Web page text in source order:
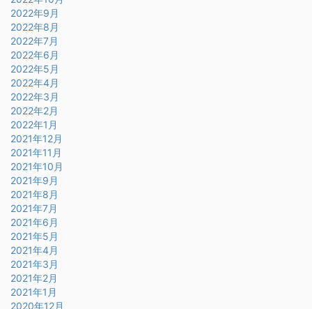
2022年9月
2022年8月
2022年7月
2022年6月
2022年5月
2022年4月
2022年3月
2022年2月
2022年1月
2021年12月
2021年11月
2021年10月
2021年9月
2021年8月
2021年7月
2021年6月
2021年5月
2021年4月
2021年3月
2021年2月
2021年1月
2020年12月